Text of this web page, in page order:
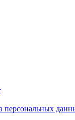
персональных